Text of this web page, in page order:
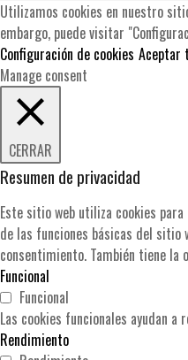
Utilizamos cookies en nuestro
embargo, puede visitar
Configuración de cookies Aceptar
Manage consent
CERRAR
Resumen de privacidad
Este sitio web utiliza cookies
de las funciones básicas del sitio
consentimiento. También tiene la
Funcional
Funcional
Las cookies funcionales ayudan
Rendimiento